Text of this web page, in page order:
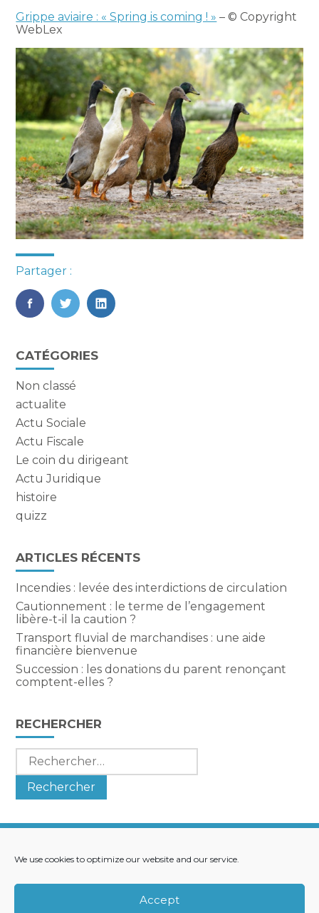
We use cookies to optimize our website and our service.
Accept
Grippe aviaire : « Spring is coming ! » – © Copyright
WebLex
Partager :
FaceBook
TwitterLinkedIn
Blog
sidebar
CATÉGORIES
Non classé
actualite
Actu Sociale
Actu Fiscale
Le coin du dirigeant
Actu Juridique
histoire
quizz
ARTICLES RÉCENTS
Incendies : levée des interdictions de circulation
Cautionnement : le terme de l’engagement
libère-t-il la caution ?
Transport fluvial de marchandises : une aide
financière bienvenue
Succession : les donations du parent renonçant
comptent-elles ?
RECHERCHER
Rechercher :
Principale
NOS SOLUTIONS